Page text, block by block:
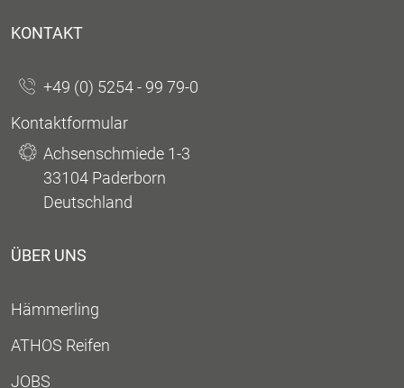
KONTAKT
+49 (0) 5254 - 99 79-0
Kontaktformular
Achsenschmiede 1-3
33104 Paderborn
Deutschland
ÜBER UNS
Hämmerling
ATHOS Reifen
JOBS